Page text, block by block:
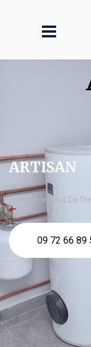
ARTISAN
chaudière fioul De
09 72 66 89